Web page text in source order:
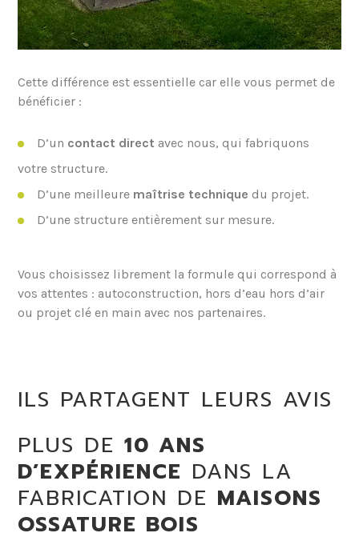
Cette différence est essentielle car elle vous permet de
bénéficier :
D’un contact direct avec nous, qui fabriquons
votre structure.
D’une meilleure maîtrise technique du projet.
D’une structure entièrement sur mesure.
Vous choisissez librement la formule qui correspond à
vos attentes : autoconstruction, hors d’eau hors d’air
ou projet clé en main avec nos partenaires.
ILS PARTAGENT LEURS AVIS
PLUS DE10 ANS
D’EXPÉRIENCE DANS LA
FABRICATION DE MAISONS
OSSATURE BOIS